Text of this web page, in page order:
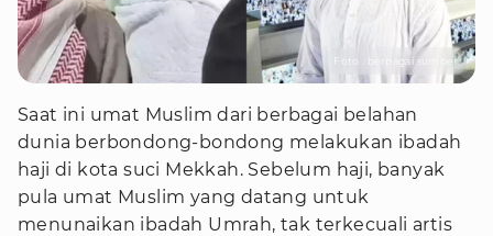
Foto : berbagai sumber
Saat ini umat Muslim dari berbagai belahan
dunia berbondong-bondong melakukan ibadah
haji di kota suci Mekkah. Sebelum haji, banyak
pula umat Muslim yang datang untuk
menunaikan ibadah Umrah, tak terkecuali artis